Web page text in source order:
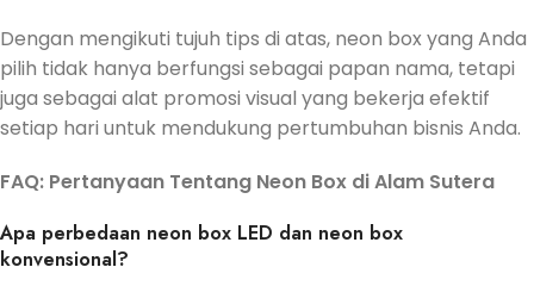
Dengan mengikuti tujuh tips di atas, neon box yang Anda
pilih tidak hanya berfungsi sebagai papan nama, tetapi
juga sebagai alat promosi visual yang bekerja efektif
setiap hari untuk mendukung pertumbuhan bisnis Anda.
FAQ: Pertanyaan Tentang Neon Box di Alam Sutera
Apa perbedaan neon box LED dan neon box
konvensional?